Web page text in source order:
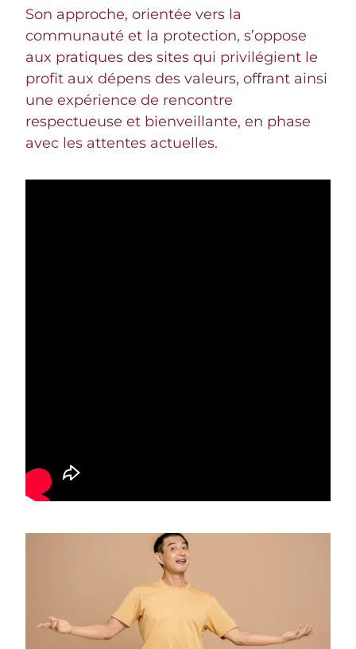
Son approche, orientée vers la
communauté et la protection, s’oppose
aux pratiques des sites qui privilégient le
profit aux dépens des valeurs, offrant ainsi
une expérience de rencontre
respectueuse et bienveillante, en phase
avec les attentes actuelles.